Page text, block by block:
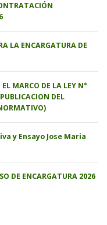
LA ENCARGATURA DE
MARCO DE LA LEY N°
DEL
y Ensayo Jose Maria
DE ENCARGATURA 2026